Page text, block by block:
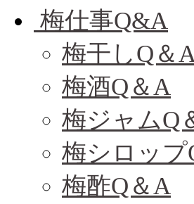
梅仕事Q&A
梅干しQ＆
梅酒Q＆A
梅ジャムQ
梅シロップ
梅酢Q＆A